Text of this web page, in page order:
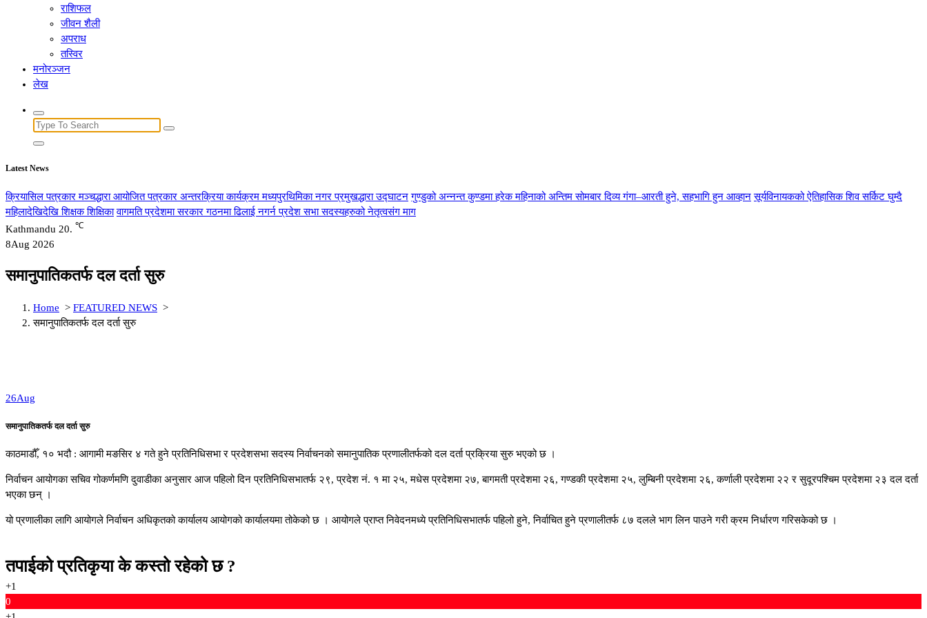
राशिफल
जीवन शैली
अपराध
तस्विर
मनोरञ्जन
लेख
Search
for:
Latest News
क्रियासिल पत्रकार मञ्चद्धारा आयोजित पत्रकार अन्तरक्रिया कार्यक्रम मध्यपुरथिमिका नगर प्रमुखद्धारा उद्घाटन गुण्डुको अन्नन्त कुण्डमा हरेक महिनाको अन्तिम सोमबार दिव्य गंगा–आरती हुने, सहभागि हुन आव्हान सूर्यविनायकको ऐतिहासिक शिव सर्किट घुम्दै
महिलादेखिदेखि शिक्षक शिक्षिका वागमति प्रदेशमा सरकार गठनमा ढिलाई नगर्न प्रदेश सभा सदस्यहरुको नेतृत्वसंग माग
Kathmandu 20. ℃
8Aug 2026
समानुपातिकतर्फ दल दर्ता सुरु
Home > FEATURED NEWS >
समानुपातिकतर्फ दल दर्ता सुरु
26Aug
समानुपातिकतर्फ दल दर्ता सुरु
काठमाडौँ, १० भदौ : आगामी मङसिर ४ गते हुने प्रतिनिधिसभा र प्रदेशसभा सदस्य निर्वाचनको समानुपातिक प्रणालीतर्फको दल दर्ता प्रक्रिया सुरु भएको छ ।
निर्वाचन आयोगका सचिव गोकर्णमणि दुवाडीका अनुसार आज पहिलो दिन प्रतिनिधिसभातर्फ २९, प्रदेश नं. १ मा २५, मधेस प्रदेशमा २७, बागमती प्रदेशमा २६, गण्डकी प्रदेशमा २५, लुम्बिनी प्रदेशमा २६, कर्णाली प्रदेशमा २२ र सुदूरपश्चिम प्रदेशमा २३ दल दर्ता
भएका छन् ।
यो प्रणालीका लागि आयोगले निर्वाचन अधिकृतको कार्यालय आयोगको कार्यालयमा तोकेको छ । आयोगले प्राप्त निवेदनमध्ये प्रतिनिधिसभातर्फ पहिलो हुने, निर्वाचित हुने प्रणालीतर्फ ८७ दलले भाग लिन पाउने गरी क्रम निर्धारण गरिसकेको छ ।
तपाईको प्रतिकृया के कस्तो रहेको छ ?
+1
0